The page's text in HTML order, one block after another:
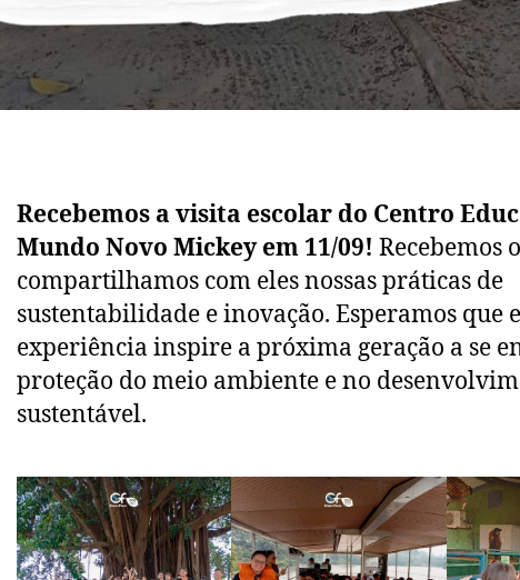
Recebemos a visita escolar do Centro
Mundo Novo Mickey em 11/09! Recebemos
compartilhamos com eles nossas práticas de
sustentabilidade e inovação. Esperamos que
experiência inspire a próxima geração a se
proteção do meio ambiente e no
sustentável.